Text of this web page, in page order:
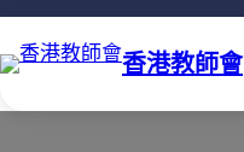
香港教師會